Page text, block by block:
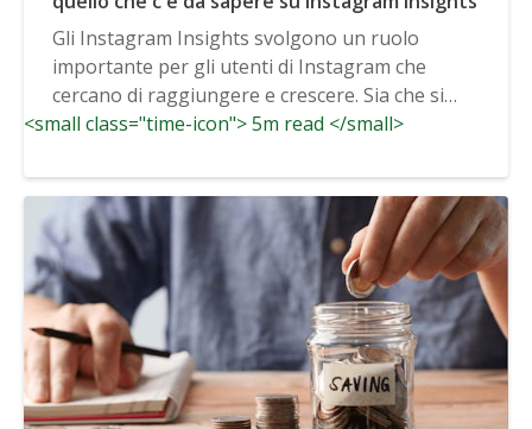
Gli Instagram Insights svolgono un ruolo
importante per gli utenti di Instagram che
cercano di raggiungere e crescere. Sia che si
utilizzi...
<small class="time-icon"> 5m read </small>